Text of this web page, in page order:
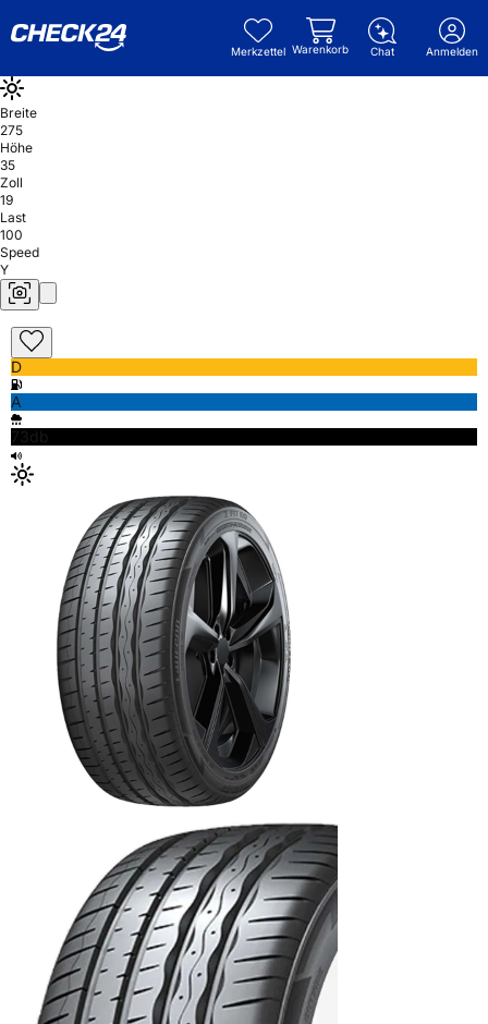
Merkzettel Warenkorb Chat Anmelden
Breite
275
Höhe
35
Zoll
19
Last
100
Speed
Y
D
A
73db